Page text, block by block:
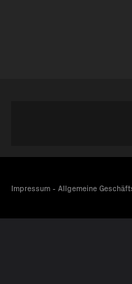
Impressum - Allgemeine